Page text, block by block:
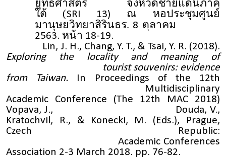
ยุทธศาสตร์ จังหวัดชายแดนภาค
ใต้ (SRI 13) ณ หอประชุมศูนย์
มานุษยวิทยาสิรินธร. 8 ตุลาคม
2563. หน้า 18-19.
Lin, J. H., Chang, Y. T., & Tsai, Y. R. (2018).
Exploring the locality and meaning of
tourist souvenirs: evidence
from Taiwan. In
Proceedings of the 12th
Multidisciplinary
Academic Conference (The 12th MAC 2018)
Vopava, J., Douda, V.,
Kratochvil, R., & Konecki, M. (Eds.), Prague,
Czech Republic:
Academic Conferences
Association 2-3 March 2018. pp. 76-82.